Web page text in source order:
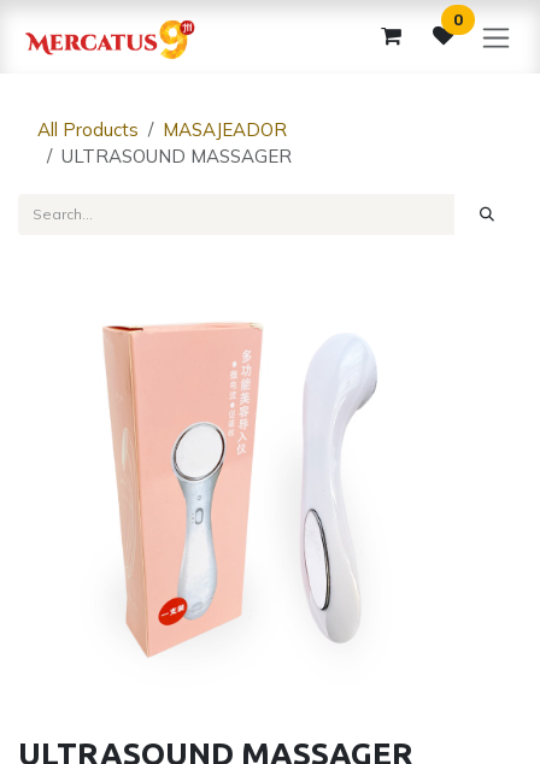
0
All Products
MASAJEADOR
ULTRASOUND MASSAGER
ULTRASOUND MASSAGER